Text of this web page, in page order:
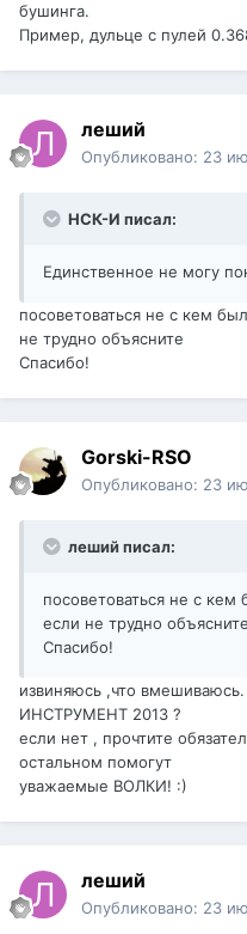
бушинга.
Пример, дульце с пулей
леший
Опубликовано: 23
НСК-И писал:
Единственное не могу
посоветоваться не с кем
не трудно объясните
Спасибо!
Gorski-RSO
Опубликовано: 23
леший писал:
посоветоваться не с
если не трудно объясните
Спасибо!
извиняюсь ,что
ИНСТРУМЕНТ 2013 ?
если нет , прочтите
остальном помогут
уважаемые ВОЛКИ! :)
леший
Опубликовано: 23